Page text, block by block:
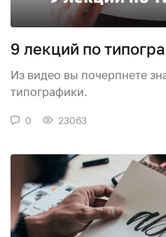
9 лекций по
Из видео вы почерпнете
типографики.
0 23063